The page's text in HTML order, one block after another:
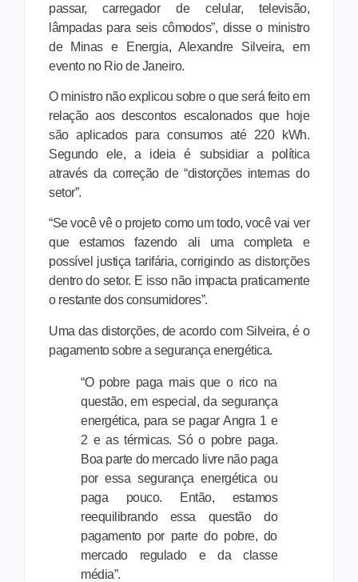
passar, carregador de celular, televisão,
lâmpadas para seis cômodos”, disse o ministro
de Minas e Energia, Alexandre Silveira, em
evento no Rio de Janeiro.
O ministro não explicou sobre o que será feito em
relação aos descontos escalonados que hoje
são aplicados para consumos até 220 kWh.
Segundo ele, a ideia é subsidiar a política
através da correção de “distorções internas do
setor”.
“Se você vê o projeto como um todo, você vai ver
que estamos fazendo ali uma completa e
possível justiça tarifária, corrigindo as distorções
dentro do setor. E isso não impacta praticamente
o restante dos consumidores”.
Uma das distorções, de acordo com Silveira, é o
pagamento sobre a segurança energética.
“O pobre paga mais que o rico na
questão, em especial, da segurança
energética, para se pagar Angra 1 e
2 e as térmicas. Só o pobre paga.
Boa parte do mercado livre não paga
por essa segurança energética ou
paga pouco. Então, estamos
reequilibrando essa questão do
pagamento por parte do pobre, do
mercado regulado e da classe
média”.